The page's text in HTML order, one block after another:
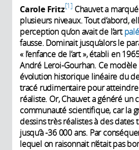
Carole Fritz 1 Chauvet a
plusieurs niveaux. Tout d’abord,
perception qu’on avait de l’art
fausse. Dominait jusqu’alors le
« l’enfance de l’art », établi en
André Leroi-Gourhan. Ce modèle
évolution historique linéaire du
tracé rudimentaire pour
réaliste. Or, Chauvet a généré un
communauté scientifique, car la
dessins très réalistes à des dates
jusqu’à -36 000 ans. Par
lequel on raisonnait n’était pas